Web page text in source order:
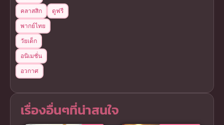
คลาสสิก
ดูฟรี
พากย์ไทย
วัยเด็ก
อนิเมชั่น
อวกาศ
เรื่องอื่นๆที่น่าสนใจ